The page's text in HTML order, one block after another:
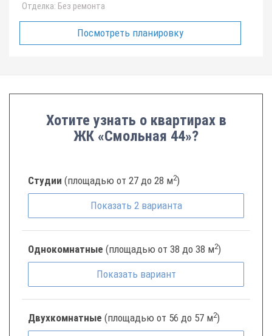
Отделка: Без ремонта
Посмотреть планировку
Хотите узнать о квартирах в
ЖК «Смольная 44»?
Студии (площадью от 27 до 28 м2)
Показать 2 варианта
Однокомнатные (площадью от 38 до 38 м2)
Показать вариант
Двухкомнатные (площадью от 56 до 57 м2)